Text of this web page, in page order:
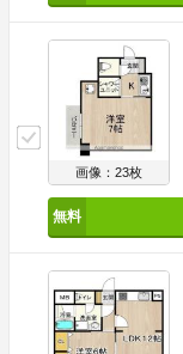
画像：23枚